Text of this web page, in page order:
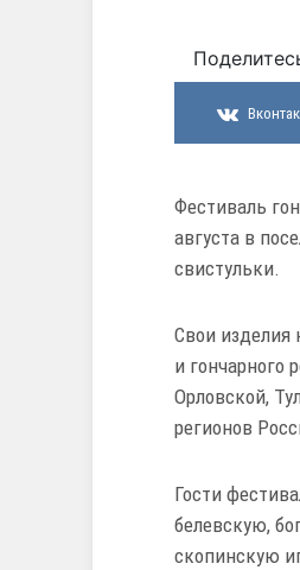
Фестиваль
августа в
свистульки.
Свои изделия
и гончарного
Орловской,
регионов
Гости
белевскую,
скопинскую